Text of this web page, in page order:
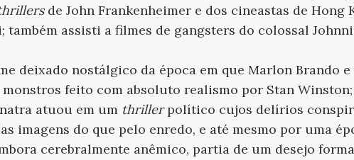
de John Frankenheimer e dos cineastas de Hong
também assisti a filmes de gangsters do colossal
deixado nostálgico da época em que Marlon Brando e
feito com absoluto realismo por Stan
atuou em um thrillerpolítico cujos delírios
imagens do que pelo enredo, e até mesmo por uma
cerebralmente anêmico, partia de um desejo